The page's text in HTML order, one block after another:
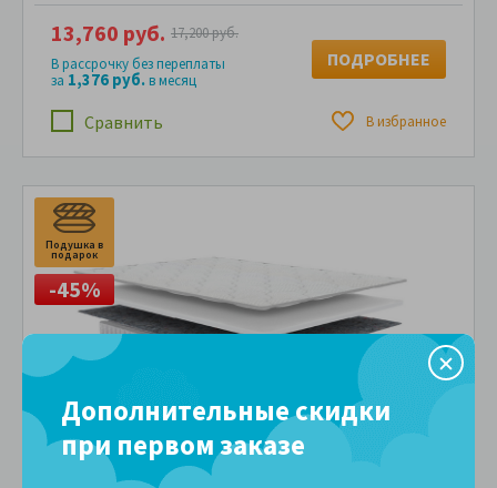
Сравнить В избранное
13,760 руб. 17,200 руб.
В рассрочку без переплаты
за 1,376 руб.в месяц
ПОДРОБНЕЕ
Подушка в
подарок
-45%
Дополнительные скидки
при первом заказе